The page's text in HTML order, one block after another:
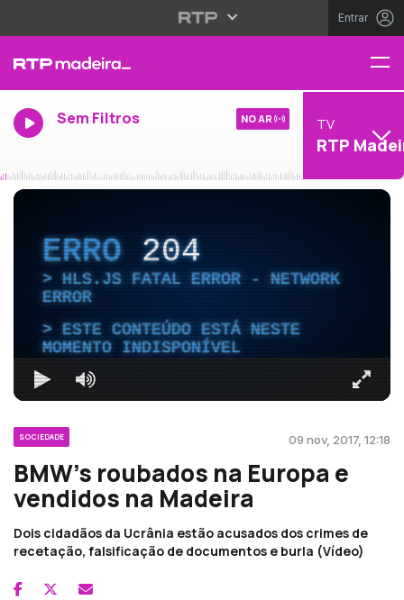
Entrar
Sem Filtros NO AR TV
RTP
ERRO204
HLS.JS FATAL ERROR - NETWORK
ERROR
ESTE CONTEÚDO ESTÁ NESTE
MOMENTO INDISPONÍVEL
SOCIEDADE 09 nov, 2017, 12:18
BMW’s roubados na Europa e
vendidos na Madeira
Dois cidadãos da Ucrânia estão acusados dos crimes de
recetação, falsificação de documentos e burla (Vídeo)